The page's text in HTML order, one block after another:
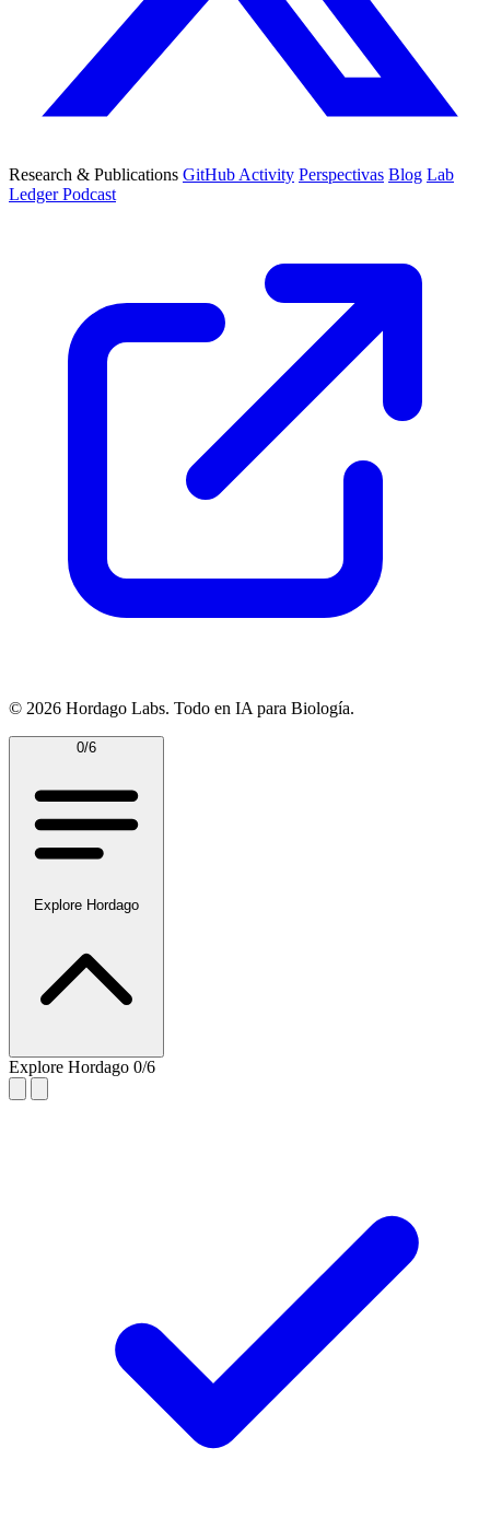
Research & Publications GitHub Activity Perspectivas Blog Lab
Ledger Podcast
© 2026 Hordago Labs. Todo en IA para Biología.
0/6
Explore Hordago
Explore Hordago 0/6